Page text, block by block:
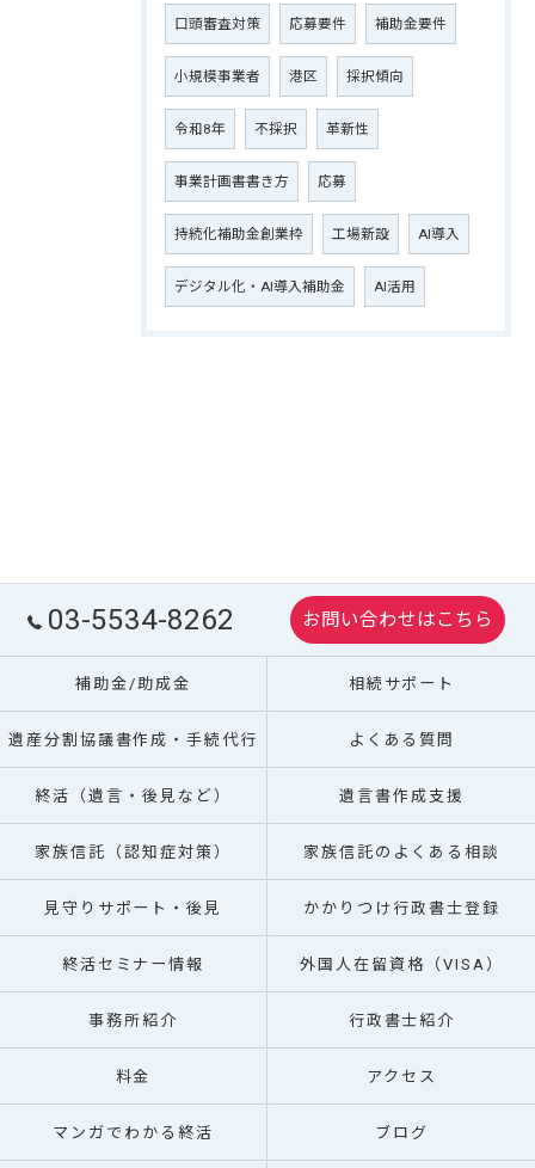
口頭審査対策 応募要件 補助金要件
小規模事業者 港区 採択傾向
令和8年 不採択 革新性
事業計画書書き方 応募
持続化補助金創業枠 工場新設 AI導入
デジタル化・AI導入補助金 AI活用
03-5534-8262 お問い合わせはこちら
補助金/助成金 相続サポート
遺産分割協議書作成・手続代行 よくある質問
終活（遺言・後見など） 遺言書作成支援
家族信託（認知症対策） 家族信託のよくある相談
見守りサポート・後見 かかりつけ行政書士登録
終活セミナー情報 外国人在留資格（VISA）
事務所紹介 行政書士紹介
料金 アクセス
マンガでわかる終活 ブログ